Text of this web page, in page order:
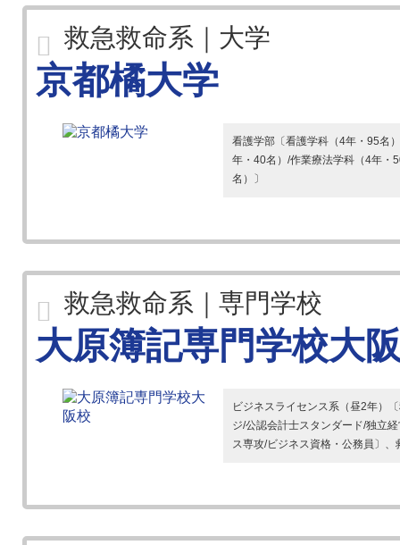
救急救命系｜大学
京都橘大学
看護学部〔看護学科（4年・95名
年・40名）/作業療法学科（4年・
名）〕
救急救命系｜専門学校
大原簿記専門学校大
ビジネスライセンス系（昼2年）
ジ/公認会計士スタンダード/独立
ス専攻/ビジネス資格・公務員〕